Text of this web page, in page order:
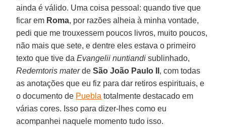
ainda é válido. Uma coisa pessoal: quando tive que
ficar em Roma, por razões alheia à minha vontade,
pedi que me trouxessem poucos livros, muito poucos,
não mais que sete, e dentre eles estava o primeiro
texto que tive daEvangelii nuntiandi sublinhado,
Redemtoris materdeSão João Paulo II , com todas
as anotações que eu fiz para dar retiros espirituais, e
o documento de Puebla totalmente destacado em
várias cores. Isso para dizer-lhes como eu
acompanhei naquele momento tudo isso.